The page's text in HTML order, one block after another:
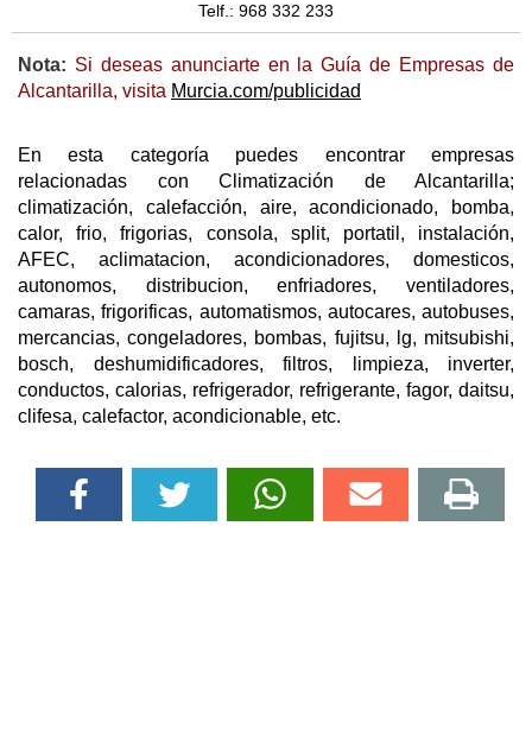
Telf.: 968 332 233
Nota: Si deseas anunciarte en la Guía de Empresas de
Alcantarilla, visita Murcia.com/publicidad
En esta categoría puedes encontrar empresas
relacionadas con Climatización de Alcantarilla;
climatización, calefacción, aire, acondicionado, bomba,
calor, frio, frigorias, consola, split, portatil, instalación,
AFEC, aclimatacion, acondicionadores, domesticos,
autonomos, distribucion, enfriadores, ventiladores,
camaras, frigorificas, automatismos, autocares, autobuses,
mercancias, congeladores, bombas, fujitsu, lg, mitsubishi,
bosch, deshumidificadores, filtros, limpieza, inverter,
conductos, calorias, refrigerador, refrigerante, fagor, daitsu,
clifesa, calefactor, acondicionable, etc.